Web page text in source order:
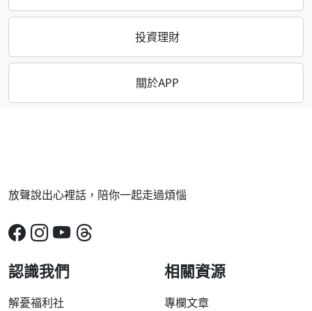
投資理財
關於APP
放聲說出心裡話，陪你一起走過煩惱
認識我們
解憂福利社
相關資源
專欄文章